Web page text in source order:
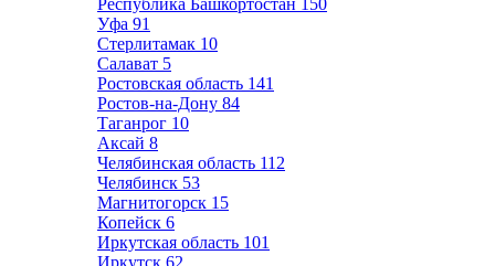
Республика Башкортостан 150
Уфа 91
Стерлитамак 10
Салават 5
Ростовская область 141
Ростов-на-Дону 84
Таганрог 10
Аксай 8
Челябинская область 112
Челябинск 53
Магнитогорск 15
Копейск 6
Иркутская область 101
Иркутск 62